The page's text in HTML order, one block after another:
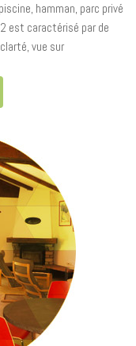
hamman, parc privé
est caractérisé par de
vue sur